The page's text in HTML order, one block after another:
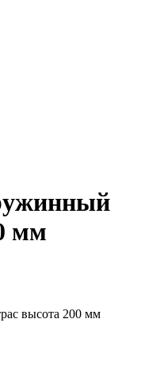
мм
высота 200 мм